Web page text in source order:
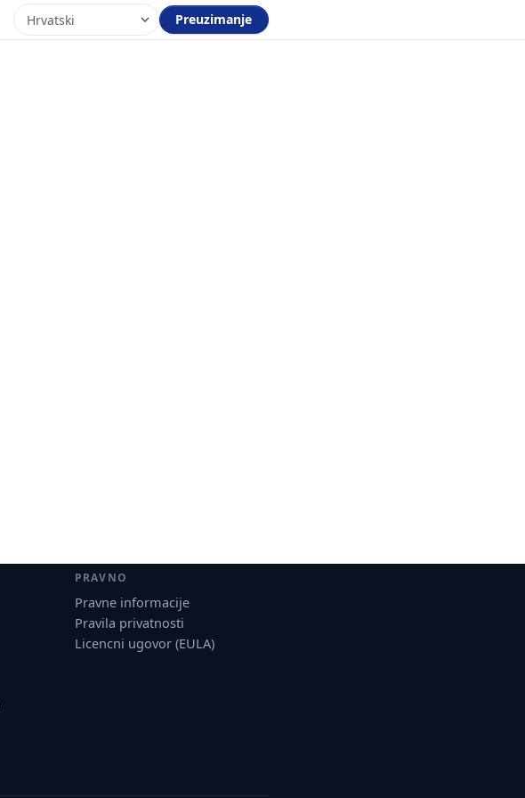
Preuzimanje
PRAVNO
Pravne informacije
Pravila privatnosti
Licencni ugovor (EULA)